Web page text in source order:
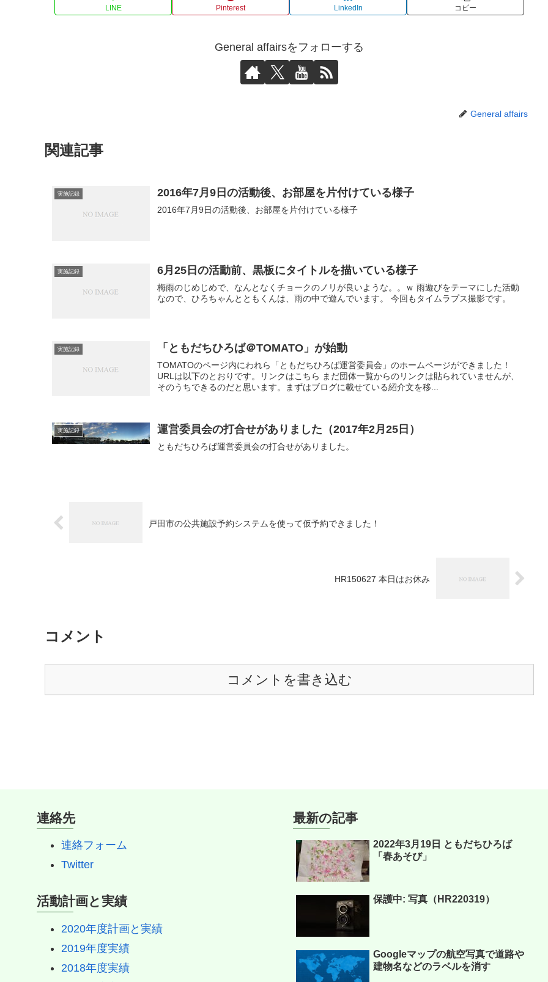
LINE Pinterest LinkedIn コピー
General affairsをフォローする
General affairs
関連記事
実施記録 2016年7月9日の活動後、お部屋を片付けている様子
2016年7月9日の活動後、お部屋を片付けている様子
実施記録 6月25日の活動前、黒板にタイトルを描いている様子
梅雨のじめじめで、なんとなくチョークのノリが良いような。。ｗ 雨遊びをテーマにした活動
なので、ひろちゃんとともくんは、雨の中で遊んでいます。 今回もタイムラプス撮影です。
実施記録 「ともだちひろば＠TOMATO」が始動
TOMATOのページ内にわれら「ともだちひろば運営委員会」のホームページができました！
URLは以下のとおりです。リンクはこちら まだ団体一覧からのリンクは貼られていませんが、
そのうちできるのだと思います。まずはブログに載せている紹介文を移...
実施記録 運営委員会の打合せがありました（2017年2月25日）
ともだちひろば運営委員会の打合せがありました。
戸田市の公共施設予約システムを使って仮予約できました！
HR150627 本日はお休み
コメント
コメントを書き込む
連絡先
連絡フォーム
Twitter
活動計画と実績
2020年度計画と実績
2019年度実績
2018年度実績
最新の記事
2022年3月19日 ともだちひろば
「春あそび」
保護中: 写真（HR220319）
Googleマップの航空写真で道路や
建物名などのラベルを消す